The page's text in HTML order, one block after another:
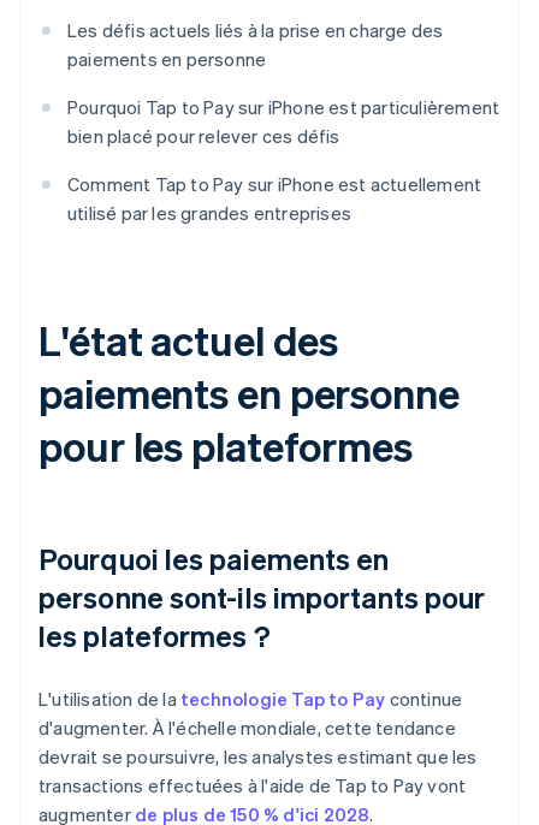
Les défis actuels liés à la prise en charge des
paiements en personne
Pourquoi Tap to Pay sur iPhone est particulièrement
bien placé pour relever ces défis
Comment Tap to Pay sur iPhone est actuellement
utilisé par les grandes entreprises
L'état actuel des
paiements en personne
pour les plateformes
Pourquoi les paiements en
personne sont-ils importants pour
les plateformes ?
L'utilisation de la technologie Tap to Pay continue
d'augmenter. À l'échelle mondiale, cette tendance
devrait se poursuivre, les analystes estimant que les
transactions effectuées à l'aide de Tap to Pay vont
augmenter de plus de 150 % d'ici 2028.